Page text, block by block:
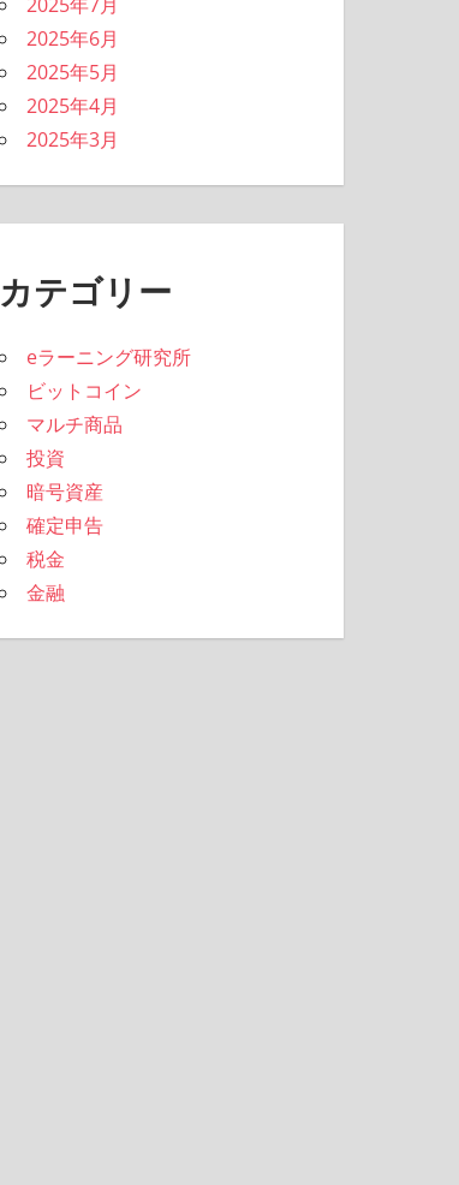
2025年6月
2025年5月
2025年4月
2025年3月
カテゴリー
eラーニング研究所
ビットコイン
マルチ商品
投資
暗号資産
確定申告
税金
金融